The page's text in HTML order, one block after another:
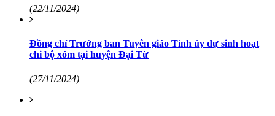
(22/11/2024)
Đồng chí Trưởng ban Tuyên giáo Tỉnh ủy dự sinh hoạt
chi bộ xóm tại huyện Đại Từ
(27/11/2024)